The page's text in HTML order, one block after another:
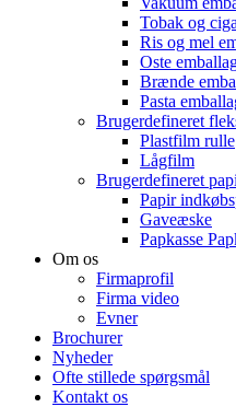
Tobak og
Ris og mel
Oste
Brænde
Pasta
Brugerdefineret
Plastfilm rulle
Lågfilm
Brugerdefineret
Papir
Gaveæske
Papkasse
Om os
Firmaprofil
Firma video
Evner
Brochurer
Nyheder
Ofte stillede spørgsmål
Kontakt os